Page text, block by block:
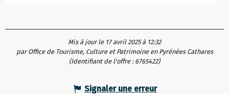
Mis à jour le 17 avril 2025 à 12:32
par Office de Tourisme, Culture et Patrimoine en Pyrénées Cathares
(Identifiant de l'offre : 6765422)
Signaler une erreur